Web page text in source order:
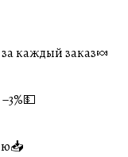
каждый заказ🍬